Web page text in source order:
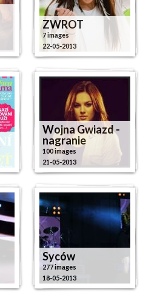
ZWROT
7 images
22-05-2013
Wojna Gwiazd -
nagranie
100 images
21-05-2013
Syców
277 images
18-05-2013